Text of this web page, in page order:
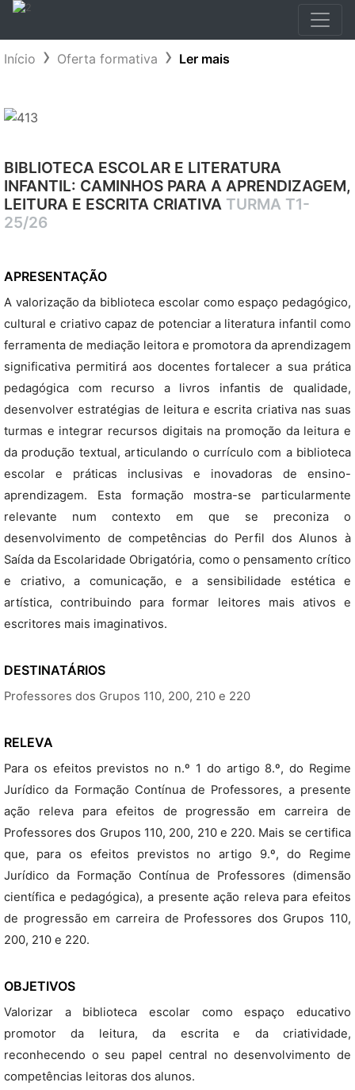
Início Oferta formativa Ler mais
BIBLIOTECA ESCOLAR E LITERATURA
INFANTIL: CAMINHOS PARA A APRENDIZAGEM,
LEITURA E ESCRITA CRIATIVA TURMA T1-
25/26
APRESENTAÇÃO
A valorização da biblioteca escolar como espaço pedagógico,
cultural e criativo capaz de potenciar a literatura infantil como
ferramenta de mediação leitora e promotora da aprendizagem
significativa permitirá aos docentes fortalecer a sua prática
pedagógica com recurso a livros infantis de qualidade,
desenvolver estratégias de leitura e escrita criativa nas suas
turmas e integrar recursos digitais na promoção da leitura e
da produção textual, articulando o currículo com a biblioteca
escolar e práticas inclusivas e inovadoras de ensino-
aprendizagem. Esta formação mostra-se particularmente
relevante num contexto em que se preconiza o
desenvolvimento de competências do Perfil dos Alunos à
Saída da Escolaridade Obrigatória, como o pensamento crítico
e criativo, a comunicação, e a sensibilidade estética e
artística, contribuindo para formar leitores mais ativos e
escritores mais imaginativos.
DESTINATÁRIOS
Professores dos Grupos 110, 200, 210 e 220
RELEVA
Para os efeitos previstos no n.º 1 do artigo 8.º, do Regime
Jurídico da Formação Contínua de Professores, a presente
ação releva para efeitos de progressão em carreira de
Professores dos Grupos 110, 200, 210 e 220. Mais se certifica
que, para os efeitos previstos no artigo 9.º, do Regime
Jurídico da Formação Contínua de Professores (dimensão
científica e pedagógica), a presente ação releva para efeitos
de progressão em carreira de Professores dos Grupos 110,
200, 210 e 220.
OBJETIVOS
Valorizar a biblioteca escolar como espaço educativo
promotor da leitura, da escrita e da criatividade,
reconhecendo o seu papel central no desenvolvimento de
competências leitoras dos alunos.